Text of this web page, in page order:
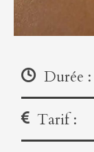
Durée :
Tarif :